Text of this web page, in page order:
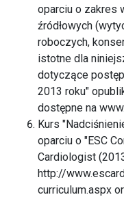
oparciu o zakres
źródłowych
roboczych,
istotne dla
dotyczące
2013 roku"
dostępne na
Kurs
oparciu o "ESC
Cardiologist
http://
curriculum.aspx